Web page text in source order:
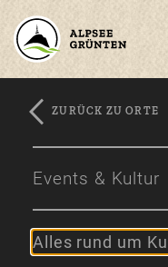
ZURÜCK ZU ORTE
Events & Kultur
Alles rund um
Unterkünfte